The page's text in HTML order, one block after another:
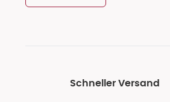
Schneller Versand